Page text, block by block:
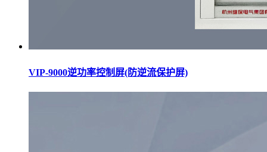
VIP-9000逆功率控制屏(防逆流保护屏)